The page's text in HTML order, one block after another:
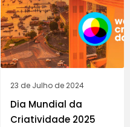
23 de Julho de 2024
Dia Mundial da
Criatividade 2025